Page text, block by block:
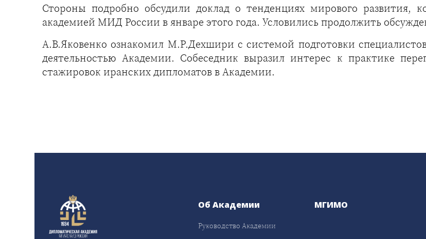
Стороны подробно обсудили доклад о тенденциях мирового развития,
академией МИД России в январе этого года. Условились продолжить
А.В.Яковенко ознакомил М.Р.Дехшири с системой подготовки
деятельностью Академии. Собеседник выразил интерес к практике
стажировок иранских дипломатов в Академии.
Об Академии
Руководство Академии
МГИМО